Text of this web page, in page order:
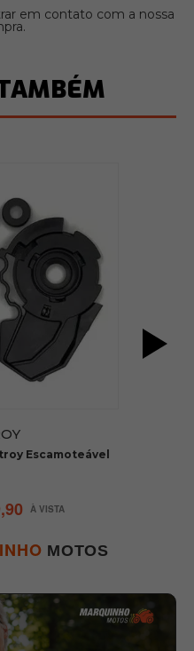
em contato com a nossa
Escamoteável
MOTOS